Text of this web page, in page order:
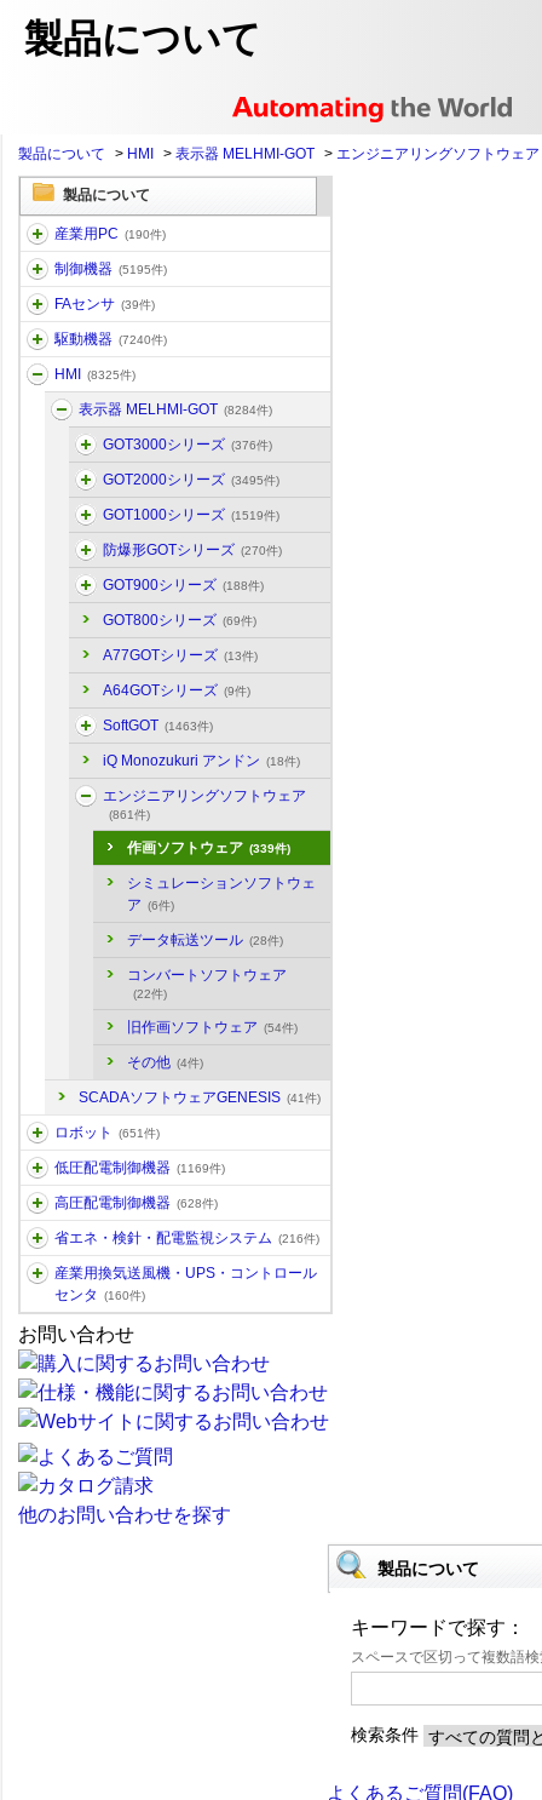
製品について
製品について > HMI > 表示器 MELHMI-GOT > エンジニアリングソフトウェア
製品について
産業用PC (190件)
制御機器 (5195件)
FAセンサ (39件)
駆動機器 (7240件)
HMI (8325件)
表示器 MELHMI-GOT (8284件)
GOT3000シリーズ (376件)
GOT2000シリーズ (3495件)
GOT1000シリーズ (1519件)
防爆形GOTシリーズ (270件)
GOT900シリーズ (188件)
GOT800シリーズ (69件)
A77GOTシリーズ (13件)
A64GOTシリーズ (9件)
SoftGOT (1463件)
iQ Monozukuri アンドン (18件)
エンジニアリングソフトウェア
(861件)
作画ソフトウェア (339件)
シミュレーションソフトウェ
ア (6件)
データ転送ツール (28件)
コンバートソフトウェア
(22件)
旧作画ソフトウェア (54件)
その他 (4件)
SCADAソフトウェアGENESIS (41件)
ロボット (651件)
低圧配電制御機器 (1169件)
高圧配電制御機器 (628件)
省エネ・検針・配電監視システム (216件)
産業用換気送風機・UPS・コントロール
センタ
(160件)
お問い合わせ
他のお問い合わせを探す
製品について
キーワードで探す：
スペースで区切って複数語
検索条件
よくあるご質問(FAQ)